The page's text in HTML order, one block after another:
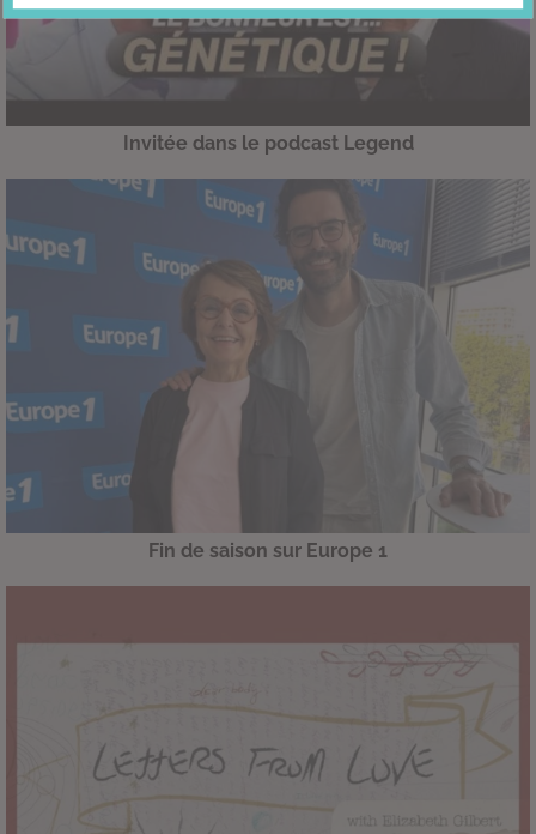
Invitée dans le podcast Legend
Fin de saison sur Europe 1